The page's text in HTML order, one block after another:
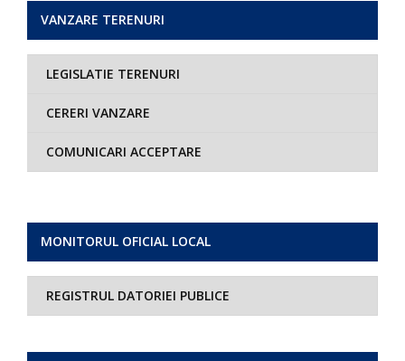
MONITORUL OFICIAL LOCAL
REGISTRUL DATORIEI PUBLICE
VANZARE TERENURI
LEGISLATIE TERENURI
CERERI VANZARE
COMUNICARI ACCEPTARE